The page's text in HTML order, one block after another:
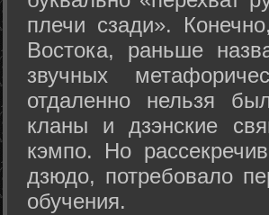
плечи сзади».
Востока, раньше
звучных
отдаленно нельзя
кланы и дзэнские
кэмпо. Но
дзюдо, потребовало
обучения.